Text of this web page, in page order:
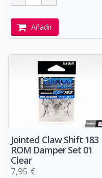
Añadir
Jointed Claw Shift 183
ROM Damper Set 01
Clear
7,95 €